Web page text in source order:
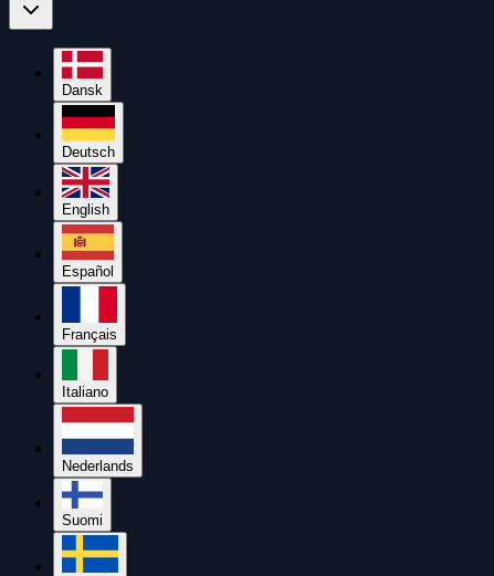
Dansk
Deutsch
English
Español
Français
Italiano
Nederlands
Suomi